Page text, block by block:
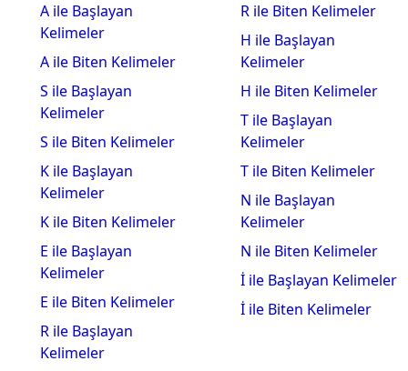
A ile Başlayan
Kelimeler
A ile Biten Kelimeler
S ile Başlayan
Kelimeler
S ile Biten Kelimeler
K ile Başlayan
Kelimeler
K ile Biten Kelimeler
E ile Başlayan
Kelimeler
E ile Biten Kelimeler
R ile Başlayan
Kelimeler
R ile Biten Kelimeler
H ile Başlayan
Kelimeler
H ile Biten Kelimeler
T ile Başlayan
Kelimeler
T ile Biten Kelimeler
N ile Başlayan
Kelimeler
N ile Biten Kelimeler
İ ile Başlayan Kelimeler
İ ile Biten Kelimeler